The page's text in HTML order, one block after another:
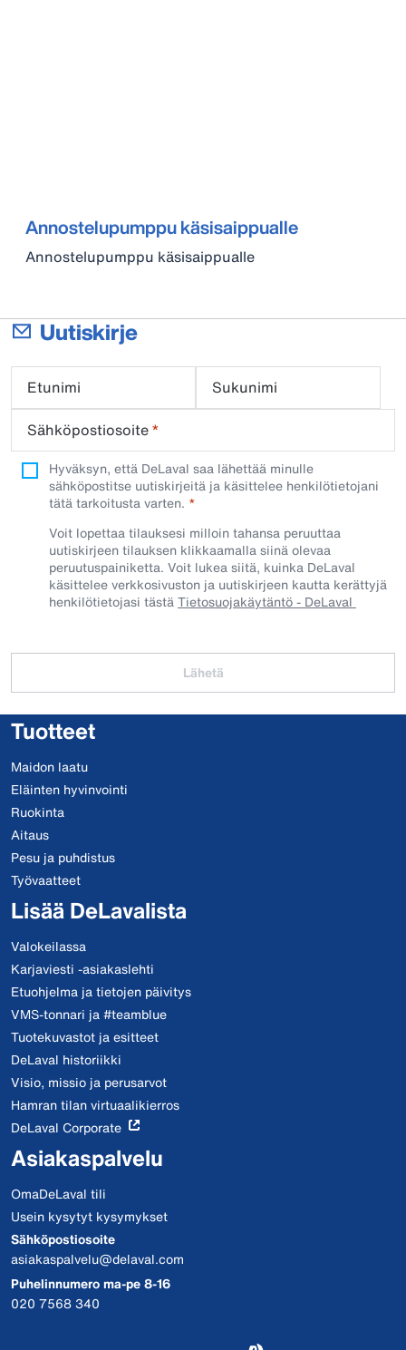
Annostelupumppu käsisaippualle
Annostelupumppu käsisaippualle
Uutiskirje
Etunimi
Sukunimi
Sähköpostiosoite*
Hyväksyn, että DeLaval saa lähettää minulle
sähköpostitse uutiskirjeitä ja käsittelee henkilötietojani
tätä tarkoitusta varten.
Voit lopettaa tilauksesi milloin tahansa peruuttaa
uutiskirjeen tilauksen klikkaamalla siinä olevaa
peruutuspainiketta. Voit lukea siitä, kuinka DeLaval
käsittelee verkkosivuston ja uutiskirjeen kautta kerättyjä
henkilötietojasi tästäTietosuojakäytäntö - DeLaval
Lähetä
Tuotteet
Maidon laatu
Eläinten hyvinvointi
Ruokinta
Aitaus
Pesu ja puhdistus
Työvaatteet
Lisää DeLavalista
Valokeilassa
Karjaviesti -asiakaslehti
Etuohjelma ja tietojen päivitys
VMS-tonnari ja #teamblue
Tuotekuvastot ja esitteet
DeLaval historiikki
Visio, missio ja perusarvot
Hamran tilan virtuaalikierros
DeLaval Corporate
Asiakaspalvelu
OmaDeLaval tili
Usein kysytyt kysymykset
Sähköpostiosoite
asiakaspalvelu@delaval.com
Puhelinnumero ma-pe 8-16
020 7568 340